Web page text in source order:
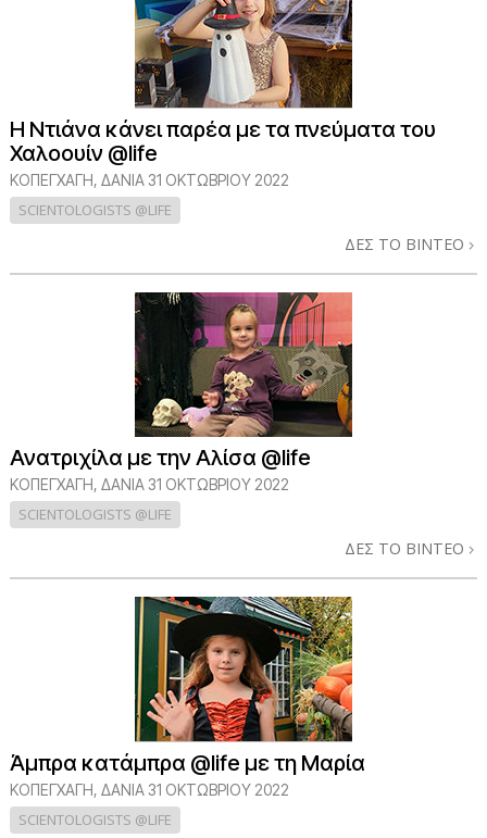
Η Ντιάνα κάνει παρέα με τα πνεύματα του
Χαλοουίν @life
ΚΟΠΕΓΧΆΓΗ, ΔΑΝΊΑ31 ΟΚΤΩΒΡΙΟΥ 2022
SCIENTOLOGISTS @LIFE
ΔΕΣ ΤΟ ΒΙΝΤΕΟ
Ανατριχίλα με την Αλίσα @life
ΚΟΠΕΓΧΆΓΗ, ΔΑΝΊΑ31 ΟΚΤΩΒΡΙΟΥ 2022
SCIENTOLOGISTS @LIFE
ΔΕΣ ΤΟ ΒΙΝΤΕΟ
Άμπρα κατάμπρα @life με τη Μαρία
ΚΟΠΕΓΧΆΓΗ, ΔΑΝΊΑ31 ΟΚΤΩΒΡΙΟΥ 2022
SCIENTOLOGISTS @LIFE